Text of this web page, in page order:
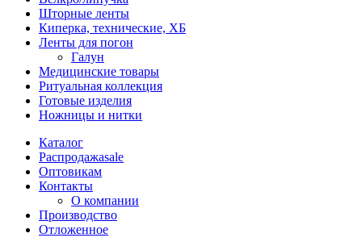
Шторные ленты
Киперка, технические, ХБ
Ленты для погон
Галун
Медицинские товары
Ритуальная коллекция
Готовые изделия
Ножницы и нитки
Каталог
Распродажаsale
Оптовикам
Контакты
О компании
Производство
Отложенное